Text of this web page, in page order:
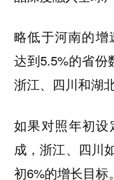
略低于河南的增
达到5.5%的省份
浙江、四川和湖北
如果对照年初
成，浙江、四川
初6%的增长目标。